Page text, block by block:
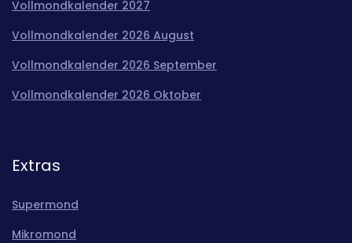
Vollmondkalender 2027
Vollmondkalender 2026 August
Vollmondkalender 2026 September
Vollmondkalender 2026 Oktober
Extras
Supermond
Mikromond